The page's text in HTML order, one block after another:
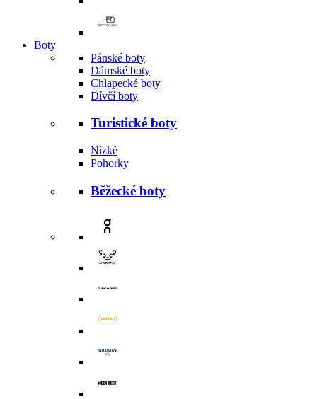
Boty
Pánské boty
Dámské boty
Chlapecké boty
Dívčí boty
Turistické boty
Nízké
Pohorky
Běžecké boty